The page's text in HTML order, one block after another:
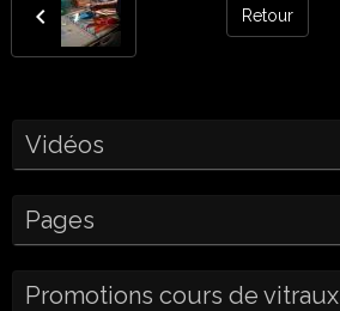
Retour
Vidéos
Pages
Promotions cours de vitraux